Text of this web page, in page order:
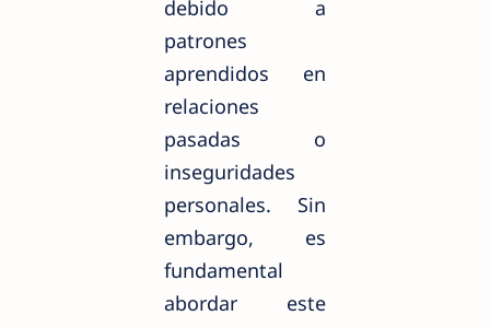
debido a
patrones
aprendidos en
relaciones
pasadas o
inseguridades
personales. Sin
embargo, es
fundamental
abordar este